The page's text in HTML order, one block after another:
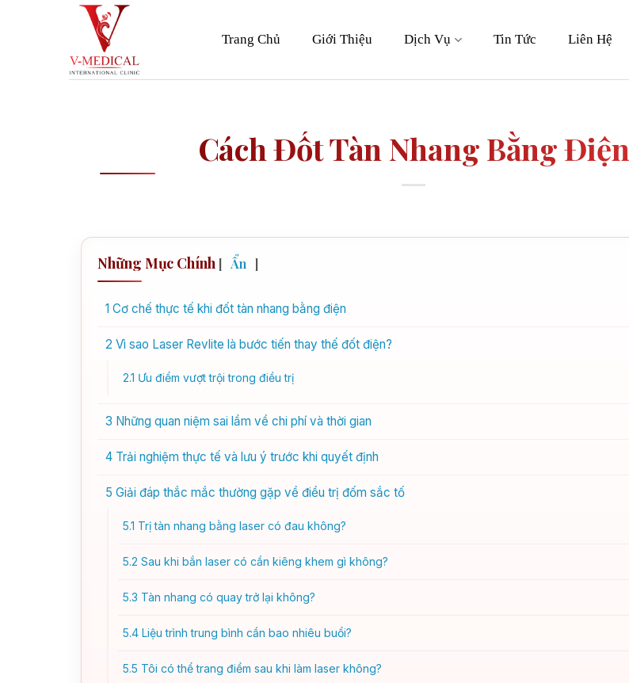
Trang Chủ Giới Thiệu Dịch Vụ Tin Tức Liên Hệ
Cách Đốt Tàn Nhang Bằng Điện
Những Mục Chính [ Ẩn ]
1 Cơ chế thực tế khi đốt tàn nhang bằng điện
2 Vì sao Laser Revlite là bước tiến thay thế đốt điện?
2.1 Ưu điểm vượt trội trong điều trị
3 Những quan niệm sai lầm về chi phí và thời gian
4 Trải nghiệm thực tế và lưu ý trước khi quyết định
5 Giải đáp thắc mắc thường gặp về điều trị đốm sắc tố
5.1 Trị tàn nhang bằng laser có đau không?
5.2 Sau khi bắn laser có cần kiêng khem gì không?
5.3 Tàn nhang có quay trở lại không?
5.4 Liệu trình trung bình cần bao nhiêu buổi?
5.5 Tôi có thể trang điểm sau khi làm laser không?